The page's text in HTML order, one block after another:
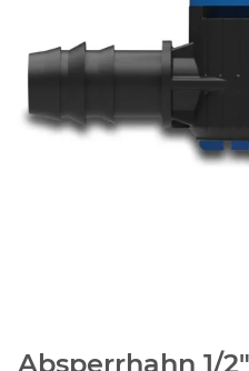
Absperrhahn 1/